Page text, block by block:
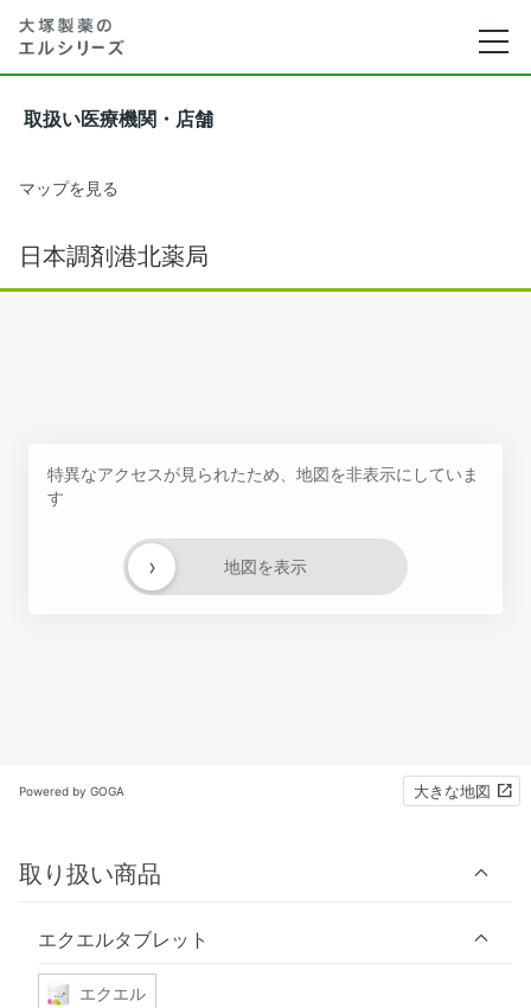
取扱い医療機関・店舗
マップを見る
日本調剤港北薬局
特異なアクセスが見られたため、地図を非表示にしていま
す
地図を表示
›
Powered by GOGA 大きな地図
取り扱い商品
エクエルタブレット
エクエル